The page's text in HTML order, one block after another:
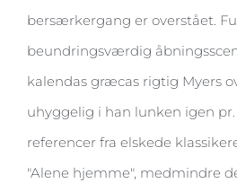
bersærkergang er overstået.
beundringsværdig
kalendas græcas rigtig Myers
uhyggelig i han lunken igen pr.
referencer fra elskede
"Alene hjemme", medmindre